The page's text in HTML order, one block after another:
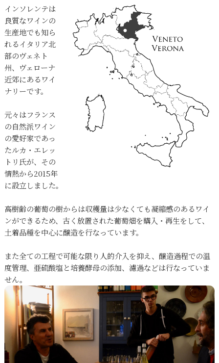
インソレンテは
良質なワインの
生産地でも知ら
れるイタリア北
部のヴェネト
州、ヴェローナ
近郊にあるワイ
ナリーです。
元々はフランス
の自然派ワイン
の愛好家であっ
たルカ・エレッ
トリ氏が、その
情熱から2015年
に設立しました。
高樹齢の葡萄の樹からは収穫量は少なくても凝縮感のあるワイ
ンができるため、古く放置された葡萄畑を購入・再生をして、
土着品種を中心に醸造を行なっています。
また全ての工程で可能な限り人的介入を抑え、醸造過程での温
度管理、亜硫酸塩と培養酵母の添加、濾過などは行なっていま
せん。